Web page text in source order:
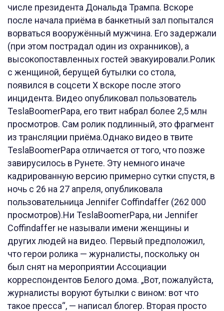
числе президента Дональда Трампа. Вскоре
после начала приёма в банкетный зал попытался
ворваться вооружённый мужчина. Его задержали
(при этом пострадал один из охранников), а
высокопоставленных гостей эвакуировали.Ролик
с женщиной, берущей бутылки со стола,
появился в соцсети X вскоре после этого
инцидента. Видео опубликовал пользователь
TeslaBoomerPapa, его твит набрал более 2,5 млн
просмотров. Сам ролик подлинный, это фрагмент
из трансляции приёма.Однако видео в твите
TeslaBoomerPapa отличается от того, что позже
завирусилось в Рунете. Эту немного иначе
кадрированную версию примерно сутки спустя, в
ночь с 26 на 27 апреля, опубликовала
пользовательница Jennifer Coffindaffer (262 000
просмотров).Ни TeslaBoomerPapa, ни Jennifer
Coffindaffer не называли имени женщины и
других людей на видео. Первый предположил,
что герои ролика — журналисты, поскольку он
был снят на мероприятии Ассоциации
корреспондентов Белого дома. „Вот, пожалуйста,
журналисты воруют бутылки с вином: вот что
такое пресса“, — написал блогер. Вторая просто